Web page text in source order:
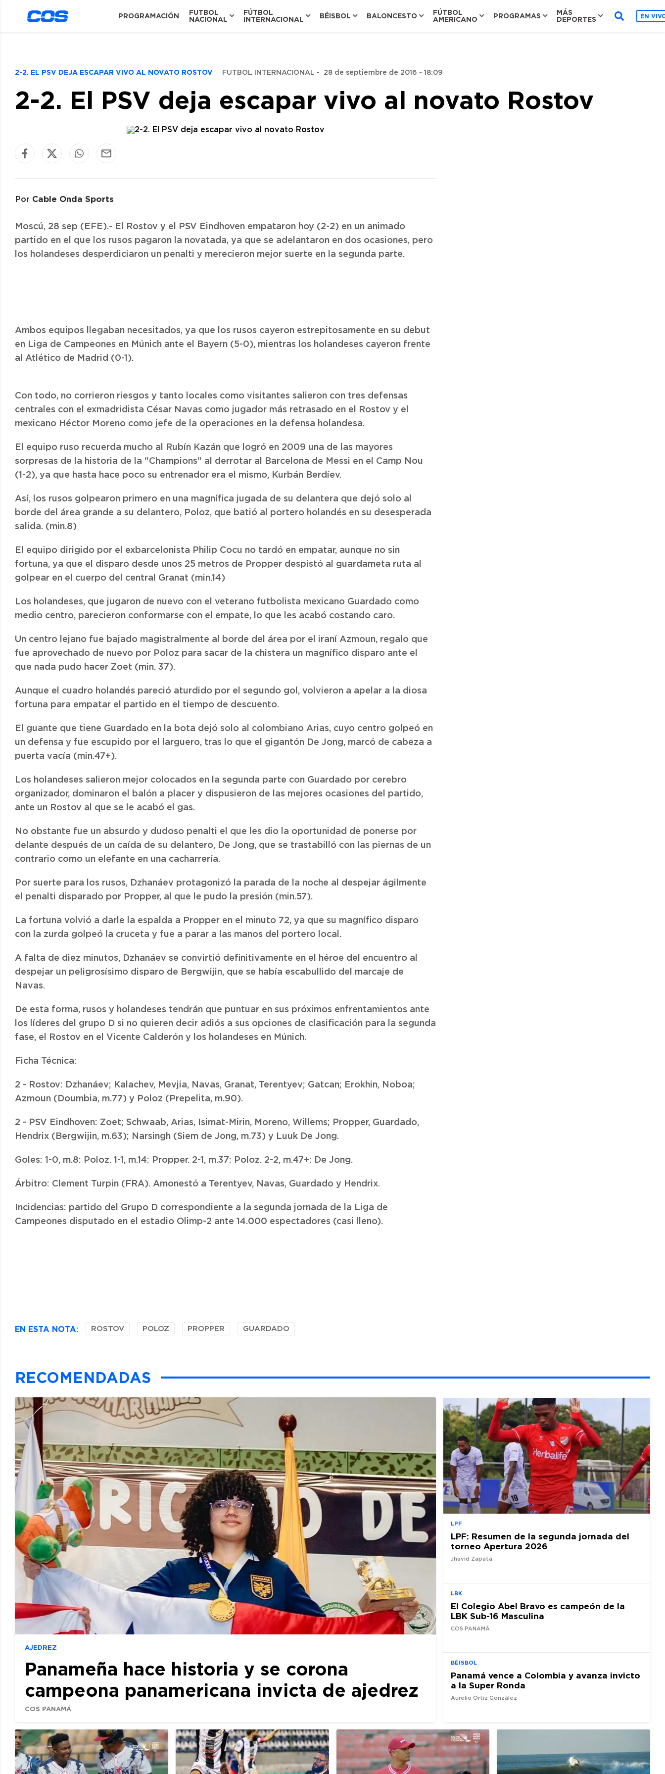
PROGRAMACIÓN
FUTBOL
NACIONAL
FÚTBOL
INTERNACIONAL
BÉISBOL BALONCESTO
FÚTBOL
AMERICANO
PROGRAMAS
MÁS
DEPORTES
EN
2-2. EL PSV DEJA ESCAPAR VIVO AL NOVATO ROSTOV FUTBOL INTERNACIONAL - 28 de septiembre de 2016 - 18:09
2-2. El PSV deja escapar vivo al novato Rostov
Por Cable Onda Sports
Moscú, 28 sep (EFE).- El Rostov y el PSV Eindhoven empataron hoy (2-2) en un animado
partido en el que los rusos pagaron la novatada, ya que se adelantaron en dos ocasiones, pero
los holandeses desperdiciaron un penalti y merecieron mejor suerte en la segunda parte.
Ambos equipos llegaban necesitados, ya que los rusos cayeron estrepitosamente en su debut
en Liga de Campeones en Múnich ante el Bayern (5-0), mientras los holandeses cayeron frente
al Atlético de Madrid (0-1).
Con todo, no corrieron riesgos y tanto locales como visitantes salieron con tres defensas
centrales con el exmadridista César Navas como jugador más retrasado en el Rostov y el
mexicano Héctor Moreno como jefe de la operaciones en la defensa holandesa.
El equipo ruso recuerda mucho al Rubín Kazán que logró en 2009 una de las mayores
sorpresas de la historia de la "Champions" al derrotar al Barcelona de Messi en el Camp Nou
(1-2), ya que hasta hace poco su entrenador era el mismo, Kurbán Berdíev.
Así, los rusos golpearon primero en una magnífica jugada de su delantera que dejó solo al
borde del área grande a su delantero, Poloz, que batió al portero holandés en su desesperada
salida. (min.8)
El equipo dirigido por el exbarcelonista Philip Cocu no tardó en empatar, aunque no sin
fortuna, ya que el disparo desde unos 25 metros de Propper despistó al guardameta ruta al
golpear en el cuerpo del central Granat (min.14)
Los holandeses, que jugaron de nuevo con el veterano futbolista mexicano Guardado como
medio centro, parecieron conformarse con el empate, lo que les acabó costando caro.
Un centro lejano fue bajado magistralmente al borde del área por el iraní Azmoun, regalo que
fue aprovechado de nuevo por Poloz para sacar de la chistera un magnífico disparo ante el
que nada pudo hacer Zoet (min. 37).
Aunque el cuadro holandés pareció aturdido por el segundo gol, volvieron a apelar a la diosa
fortuna para empatar el partido en el tiempo de descuento.
El guante que tiene Guardado en la bota dejó solo al colombiano Arias, cuyo centro golpeó en
un defensa y fue escupido por el larguero, tras lo que el gigantón De Jong, marcó de cabeza a
puerta vacía (min.47+).
Los holandeses salieron mejor colocados en la segunda parte con Guardado por cerebro
organizador, dominaron el balón a placer y dispusieron de las mejores ocasiones del partido,
ante un Rostov al que se le acabó el gas.
No obstante fue un absurdo y dudoso penalti el que les dio la oportunidad de ponerse por
delante después de un caída de su delantero, De Jong, que se trastabilló con las piernas de un
contrario como un elefante en una cacharrería.
Por suerte para los rusos, Dzhanáev protagonizó la parada de la noche al despejar ágilmente
el penalti disparado por Propper, al que le pudo la presión (min.57).
La fortuna volvió a darle la espalda a Propper en el minuto 72, ya que su magnífico disparo
con la zurda golpeó la cruceta y fue a parar a las manos del portero local.
A falta de diez minutos, Dzhanáev se convirtió definitivamente en el héroe del encuentro al
despejar un peligrosísimo disparo de Bergwijin, que se había escabullido del marcaje de
Navas.
De esta forma, rusos y holandeses tendrán que puntuar en sus próximos enfrentamientos ante
los líderes del grupo D si no quieren decir adiós a sus opciones de clasificación para la segunda
fase, el Rostov en el Vicente Calderón y los holandeses en Múnich.
Ficha Técnica:
2 - Rostov: Dzhanáev; Kalachev, Mevjia, Navas, Granat, Terentyev; Gatcan; Erokhin, Noboa;
Azmoun (Doumbia, m.77) y Poloz (Prepelita, m.90).
2 - PSV Eindhoven: Zoet; Schwaab, Arias, Isimat-Mirin, Moreno, Willems; Propper, Guardado,
Hendrix (Bergwijin, m.63); Narsingh (Siem de Jong, m.73) y Luuk De Jong.
Goles: 1-0, m.8: Poloz. 1-1, m.14: Propper. 2-1, m.37: Poloz. 2-2, m.47+: De Jong.
Árbitro: Clement Turpin (FRA). Amonestó a Terentyev, Navas, Guardado y Hendrix.
Incidencias: partido del Grupo D correspondiente a la segunda jornada de la Liga de
Campeones disputado en el estadio Olimp-2 ante 14.000 espectadores (casi lleno).
EN ESTA NOTA: ROSTOV POLOZ PROPPER GUARDADO
RECOMENDADAS
AJEDREZ
Panameña hace historia y se corona
campeona panamericana invicta de ajedrez
COS PANAMÁ
LPF
LPF: Resumen de la segunda jornada del
torneo Apertura 2026
Jhavid Zapata
LBK
El Colegio Abel Bravo es campeón de la
LBK Sub-16 Masculina
COS PANAMÁ
BÉISBOL
Panamá vence a Colombia y avanza invicto
a la Super Ronda
Aurelio Ortiz González